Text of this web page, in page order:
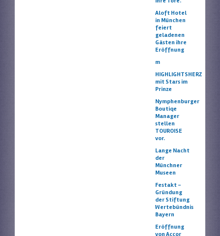
Aloft Hotel
in München
feiert
geladenen
Gästen ihre
Eröffnung
m
HIGHLIGHTSHERZ
mit Stars im
Prinze
Nymphenburger
Boutiqe
Manager
stellen
TOUROISE
vor.
Lange Nacht
der
Münchner
Museen
Festakt –
Gründung
der Stiftung
Wertebündnis
Bayern
Eröffnung
von Accor